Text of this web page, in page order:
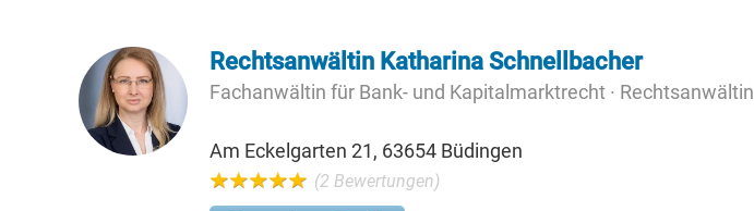
Rechtsanwältin Katharina Schnellbacher
Fachanwältin für Bank- und Kapitalmarktrecht · Rechtsanwältin
Am Eckelgarten 21, 63654 Büdingen
(2 Bewertungen)